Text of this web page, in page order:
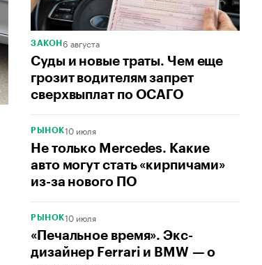
ЗАКОН 6 августа
Суды и новые траты. Чем еще
грозит водителям запрет
сверхвыплат по ОСАГО
РЫНОК10 июля
Не только Mercedes. Какие
авто могут стать «кирпичами»
из-за нового ПО
РЫНОК10 июля
«Печальное время». Экс-
дизайнер Ferrari и BMW — о